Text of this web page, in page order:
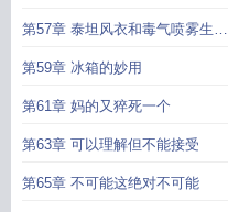
隶
第57章 泰坦风衣和毒气喷雾生产
线
第59章 冰箱的妙用
第61章 妈的又猝死一个
第63章 可以理解但不能接受
第65章 不可能这绝对不可能